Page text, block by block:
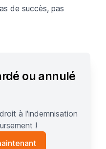
de succès, pas
ou annulé
à l'indemnisation
!